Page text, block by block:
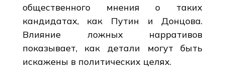
общественного мнения о таких
кандидатах, как Путин и Донцова.
Влияние ложных нарративов
показывает, как детали могут быть
искажены в политических целях.